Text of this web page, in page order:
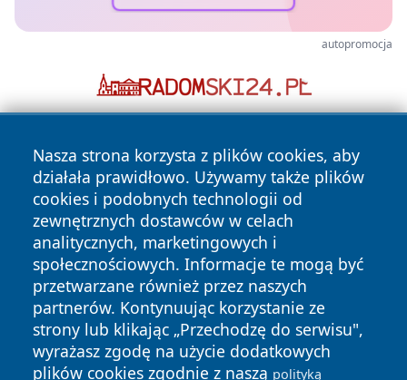
autopromocja
Nasza strona korzysta z plików cookies, aby
działała prawidłowo. Używamy także plików
cookies i podobnych technologii od
zewnętrznych dostawców w celach
analitycznych, marketingowych i
społecznościowych. Informacje te mogą być
przetwarzane również przez naszych
partnerów. Kontynuując korzystanie ze
strony lub klikając „Przechodzę do serwisu",
wyrażasz zgodę na użycie dodatkowych
plików cookies zgodnie z naszą polityką
Copyright © 2026 mojgorzow.pl Wszystkie prawa zastrzeżone.
News Autorzy
Polityka
Prywatności
Polityka
Cookies